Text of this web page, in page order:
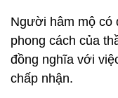
Người hâm mộ có
phong cách của
đồng nghĩa với
chấp nhận.